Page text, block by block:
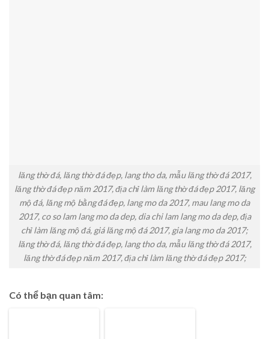
lăng thờ đá, lăng thờ đá đẹp, lang tho da, mẫu lăng thờ đá 2017,
lăng thờ đá đẹp năm 2017, địa chỉ làm lăng thờ đá đẹp 2017, lăng
mộ đá, lăng mộ bằng đá đẹp, lang mo da 2017, mau lang mo da
2017, co so lam lang mo da dep, dia chi lam lang mo da dep, địa
chỉ làm lăng mộ đá, giá lăng mộ đá 2017, gia lang mo da 2017;
lăng thờ đá, lăng thờ đá đẹp, lang tho da, mẫu lăng thờ đá 2017,
lăng thờ đá đẹp năm 2017, địa chỉ làm lăng thờ đá đẹp 2017;
Có thể bạn quan tâm: